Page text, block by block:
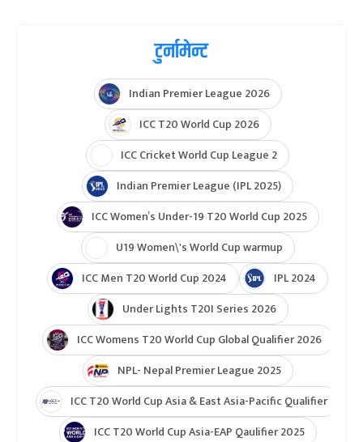
टुर्नामेन्ट
Indian Premier League 2026
ICC T20 World Cup 2026
ICC Cricket World Cup League 2
Indian Premier League (IPL 2025)
ICC Women’s Under-19 T20 World Cup 2025
U19 Women\'s World Cup warmup
ICC Men T20 World Cup 2024
IPL 2024
Under Lights T20I Series 2026
ICC Womens T20 World Cup Global Qualifier 2026
NPL- Nepal Premier League 2025
ICC T20 World Cup Asia & East Asia-Pacific Qualifier
ICC T20 World Cup Asia-EAP Qaulifier 2025